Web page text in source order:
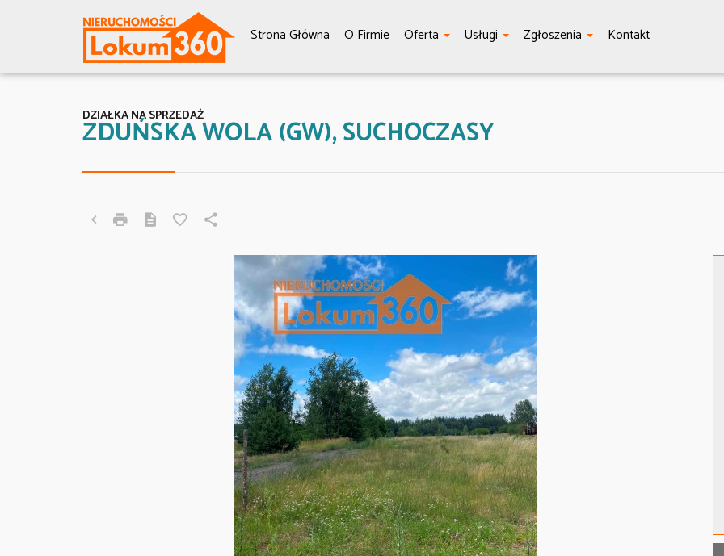
Strona Główna O Firmie Oferta Usługi Zgłoszenia Kontakt
ZDUŃSKA WOLA (GW), SUCHOCZASY
DZIAŁKA NA SPRZEDAŻ